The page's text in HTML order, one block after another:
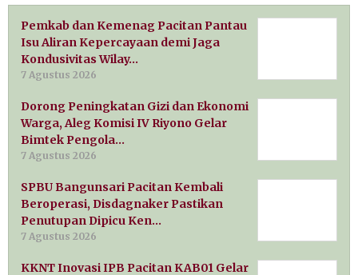
Pemkab dan Kemenag Pacitan Pantau
Isu Aliran Kepercayaan demi Jaga
Kondusivitas Wilay…
7 Agustus 2026
Dorong Peningkatan Gizi dan Ekonomi
Warga, Aleg Komisi IV Riyono Gelar
Bimtek Pengola…
7 Agustus 2026
SPBU Bangunsari Pacitan Kembali
Beroperasi, Disdagnaker Pastikan
Penutupan Dipicu Ken…
7 Agustus 2026
KKNT Inovasi IPB Pacitan KAB01 Gelar